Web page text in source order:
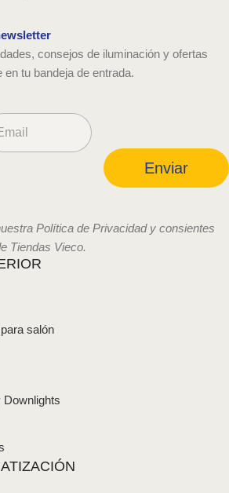
consejos de iluminación y ofertas
tu bandeja de entrada.
Enviar
Política de Privacidad y consientes
Tiendas Vieco.
salón